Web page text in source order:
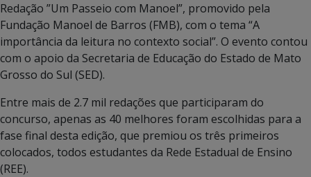
Redação ”Um Passeio com Manoel”, promovido pela
Fundação Manoel de Barros (FMB), com o tema “A
importância da leitura no contexto social”. O evento contou
com o apoio da Secretaria de Educação do Estado de Mato
Grosso do Sul (SED).
Entre mais de 2.7 mil redações que participaram do
concurso, apenas as 40 melhores foram escolhidas para a
fase final desta edição, que premiou os três primeiros
colocados, todos estudantes da Rede Estadual de Ensino
(REE).